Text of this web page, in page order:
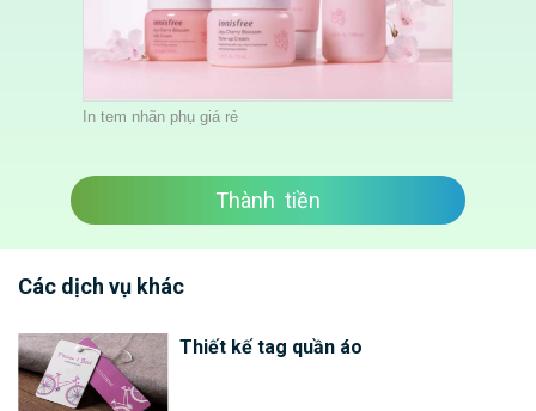
In tem nhãn phụ giá rẻ
Thành tiền
Các dịch vụ khác
Thiết kế tag quần áo